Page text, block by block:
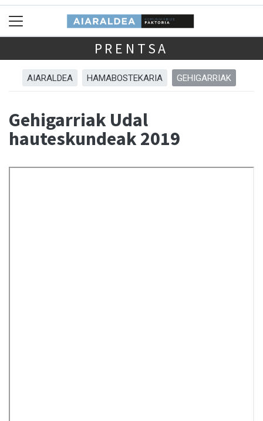
PRENTSA
AIARALDEA HAMABOSTEKARIA GEHIGARRIAK
Gehigarriak Udal
hauteskundeak 2019